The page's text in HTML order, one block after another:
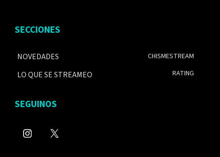
SECCIONES
NOVEDADES
LO QUE SE STREAMEO
CHISMESTREAM
RATING
SEGUINOS